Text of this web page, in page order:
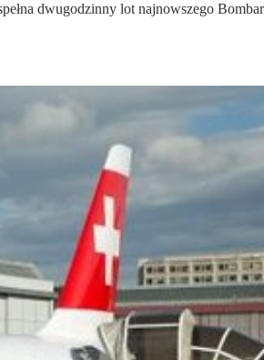
dwugodzinny lot najnowszego